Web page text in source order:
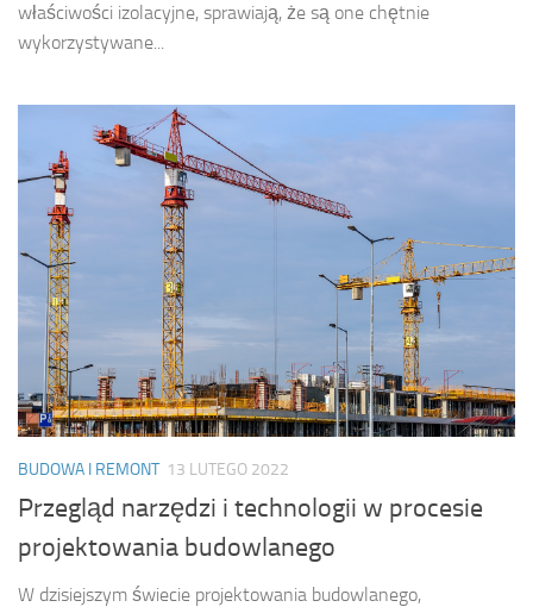
właściwości izolacyjne, sprawiają, że są one chętnie
wykorzystywane...
BUDOWA I REMONT 13 LUTEGO 2022
Przegląd narzędzi i technologii w procesie
projektowania budowlanego
W dzisiejszym świecie projektowania budowlanego,